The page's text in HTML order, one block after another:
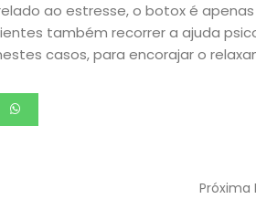
ao estresse, o botox é
também recorrer a ajuda
casos, para encorajar o
Próxima